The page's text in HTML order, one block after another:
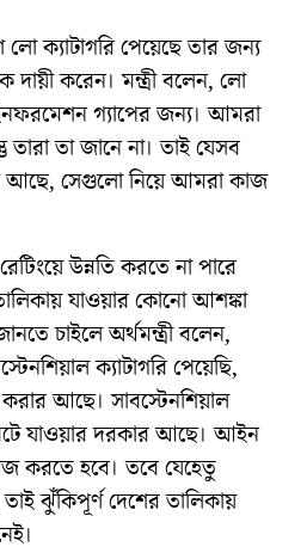
লো ক্যাটাগরি পেয়েছে তার জন্য
দায়ী করেন। মন্ত্রী বলেন, লো
গ্যাপের জন্য। আমরা
তা জানে না। তাই যেসব
আছে, সেগুলো নিয়ে আমরা কাজ
উন্নতি করতে না পারে
যাওয়ার কোনো আশঙ্কা
চাইলে অর্থমন্ত্রী বলেন,
ক্যাটাগরি পেয়েছি,
আছে। সাবস্টেনশিয়াল
যাওয়ার দরকার আছে। আইন
করতে হবে। তবে যেহেতু
ঝুঁকিপূর্ণ দেশের তালিকায়